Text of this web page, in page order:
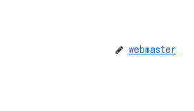
webmaster